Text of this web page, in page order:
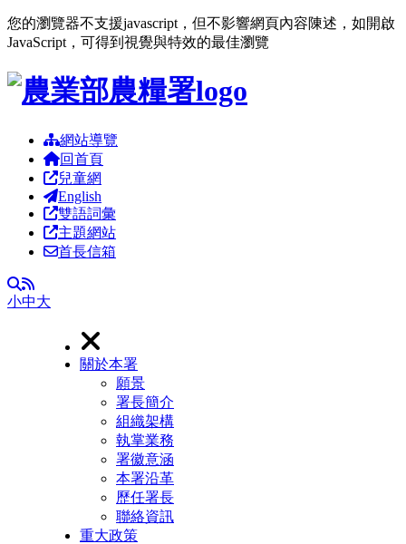
您的瀏覽器不支援javascript，但不影響網頁內容陳述，如開啟
JavaScript，可得到視覺與特效的最佳瀏覽
跳到主要內容區塊
網站導覽
回首頁
兒童網
English
雙語詞彙
主題網站
首長信箱
全文檢索
RSS
小中大
關於本署
願景
署長簡介
組織架構
執掌業務
署徽意涵
本署沿革
歷任署長
聯絡資訊
重大政策